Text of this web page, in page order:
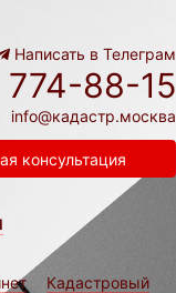
Написать в Телеграм
774-88-15
info@кадастр.москва
консультация
Кадастровый